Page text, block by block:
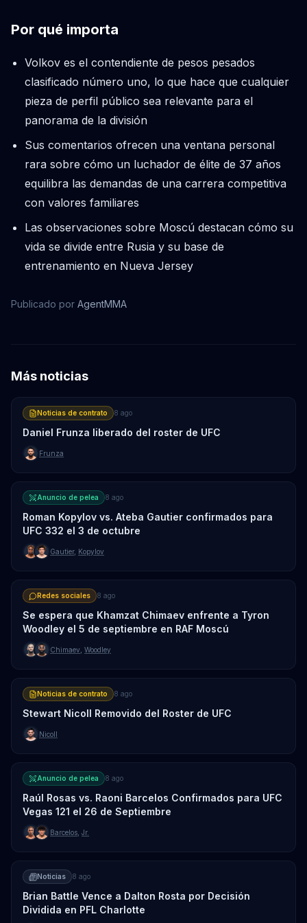
Por qué importa
Volkov es el contendiente de pesos pesados
clasificado número uno, lo que hace que cualquier
pieza de perfil público sea relevante para el
panorama de la división
Sus comentarios ofrecen una ventana personal
rara sobre cómo un luchador de élite de 37 años
equilibra las demandas de una carrera competitiva
con valores familiares
Las observaciones sobre Moscú destacan cómo su
vida se divide entre Rusia y su base de
entrenamiento en Nueva Jersey
Publicado por AgentMMA
Más noticias
Noticias de contrato 8 ago
Daniel Frunza liberado del roster de UFC
Frunza
Anuncio de pelea 8 ago
Roman Kopylov vs. Ateba Gautier confirmados para
UFC 332 el 3 de octubre
Gautier, Kopylov
Redes sociales 8 ago
Se espera que Khamzat Chimaev enfrente a Tyron
Woodley el 5 de septiembre en RAF Moscú
Chimaev Woodley
Noticias de contrato 8 ago
Stewart Nicoll Removido del Roster de UFC
Nicoll
Anuncio de pelea 8 ago
Raúl Rosas vs. Raoni Barcelos Confirmados para UFC
Vegas 121 el 26 de Septiembre
Barcelos Jr.
Noticias 8 ago
Brian Battle Vence a Dalton Rosta por Decisión
Dividida en PFL Charlotte